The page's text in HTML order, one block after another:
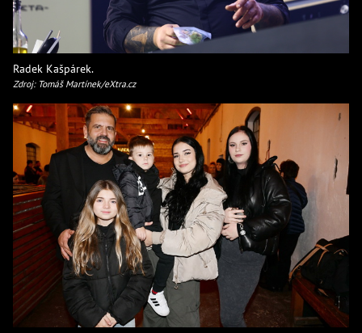
Radek Kašpárek.
Zdroj: Tomáš Martínek/eXtra.cz